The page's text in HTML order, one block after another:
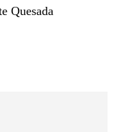
Quesada